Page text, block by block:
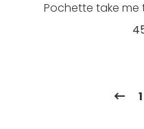
Pochette take me
1